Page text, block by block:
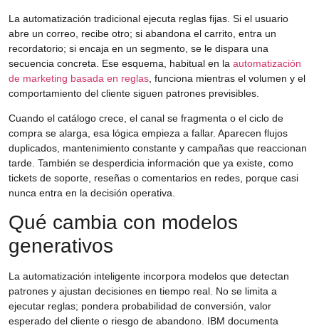
La automatización tradicional ejecuta reglas fijas. Si el usuario
abre un correo, recibe otro; si abandona el carrito, entra un
recordatorio; si encaja en un segmento, se le dispara una
secuencia concreta. Ese esquema, habitual en la automatización
de marketing basada en reglas , funciona mientras el volumen y el
comportamiento del cliente siguen patrones previsibles.
Cuando el catálogo crece, el canal se fragmenta o el ciclo de
compra se alarga, esa lógica empieza a fallar. Aparecen flujos
duplicados, mantenimiento constante y campañas que reaccionan
tarde. También se desperdicia información que ya existe, como
tickets de soporte, reseñas o comentarios en redes, porque casi
nunca entra en la decisión operativa.
Qué cambia con modelos
generativos
La automatización inteligente incorpora modelos que detectan
patrones y ajustan decisiones en tiempo real. No se limita a
ejecutar reglas; pondera probabilidad de conversión, valor
esperado del cliente o riesgo de abandono. IBM documenta